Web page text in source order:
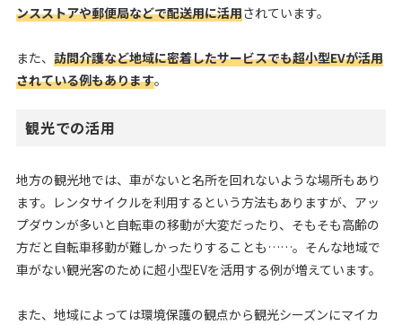
ンスストアや郵便局などで配送用に活用されています。
また、 訪問介護など地域に密着したサービスでも超小型EVが活用
されている例もあります。
観光での活用
地方の観光地では、車がないと名所を回れないような場所もあり
ます。レンタサイクルを利用するという方法もありますが、アッ
プダウンが多いと自転車の移動が大変だったり、そもそも高齢の
方だと自転車移動が難しかったりすることも……。そんな地域で
車がない観光客のために超小型EVを活用する例が増えています。
また、地域によっては環境保護の観点から観光シーズンにマイカ